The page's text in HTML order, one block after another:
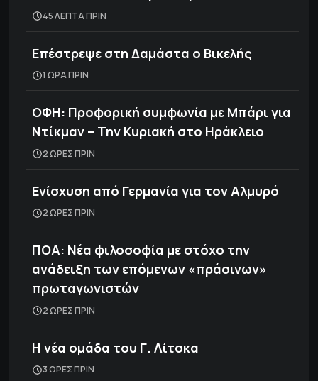
45 ΛΕΠΤΑ ΠΡΙΝ
Επέστρεψε στη Δαμάστα ο Βικελής
1 ΩΡΑ ΠΡΙΝ
ΟΦΗ: Προφορική συμφωνία με Μπάρι για
Ντίκμαν – Την Κυριακή στο Ηράκλειο
2 ΩΡΕΣ ΠΡΙΝ
Ενίσχυση από Γερμανία για τον Αλμυρό
2 ΩΡΕΣ ΠΡΙΝ
ΠΟΑ: Νέα φιλοσοφία με στόχο την
ανάδειξη των επόμενων «πράσινων»
πρωταγωνιστών
2 ΩΡΕΣ ΠΡΙΝ
H νέα ομάδα του Γ. Λίτσκα
3 ΩΡΕΣ ΠΡΙΝ